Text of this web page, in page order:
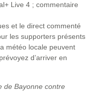
Live 4 ; commentaire
et le direct commenté
les supporters présents
météo locale peuvent
d’arriver en
de Bayonne contre